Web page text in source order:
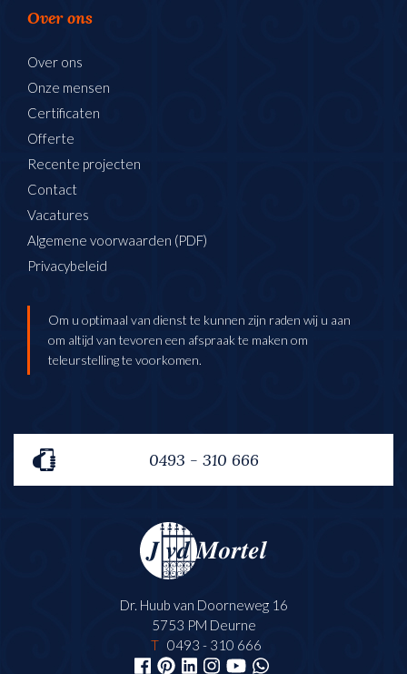
Over ons
Over ons
Onze mensen
Certificaten
Offerte
Recente projecten
Contact
Vacatures
Algemene voorwaarden (PDF)
Privacybeleid
Om u optimaal van dienst te kunnen zijn raden wij u aan
om altijd van tevoren een afspraak te maken om
teleurstelling te voorkomen.
0493 - 310 666
Dr. Huub van Doorneweg 16
5753 PM Deurne
T 0493 - 310 666